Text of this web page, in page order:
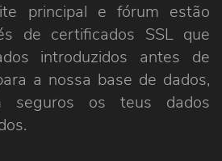
principal e fórum estão
de certificados SSL que
introduzidos antes de
a nossa base de dados,
seguros os teus dados